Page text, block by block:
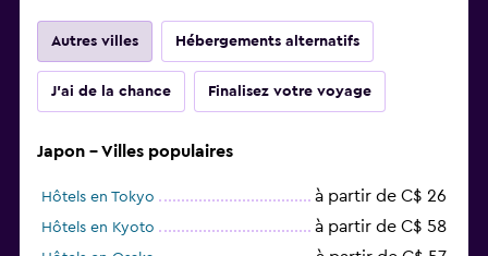
Autres villes Hébergements alternatifs
J'ai de la chance Finalisez votre voyage
Japon - Villes populaires
Hôtels en Tokyo à partir de C$ 26
Hôtels en Kyoto à partir de C$ 58